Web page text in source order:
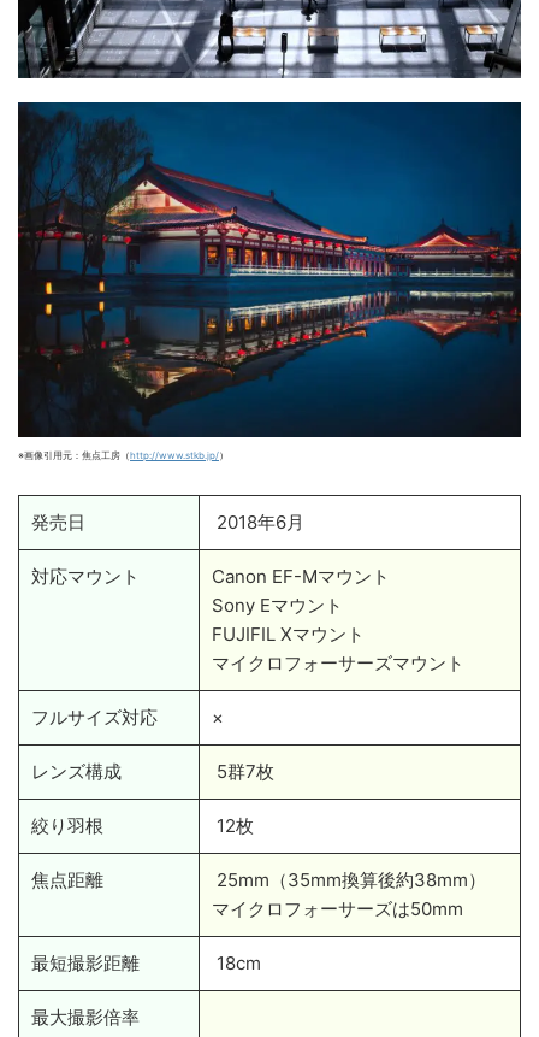
※画像引用元：焦点工房（http://www.stkb.jp/）
発売日 2018年6月
対応マウント
Canon EF-Mマウント
Sony Eマウント
FUJIFIL Xマウント
マイクロフォーサーズマウント
フルサイズ対応 ×
レンズ構成 5群7枚
絞り羽根 12枚
焦点距離
25mm（35mm換算後約38mm）
マイクロフォーサーズは50mm
最短撮影距離 18cm
最大撮影倍率